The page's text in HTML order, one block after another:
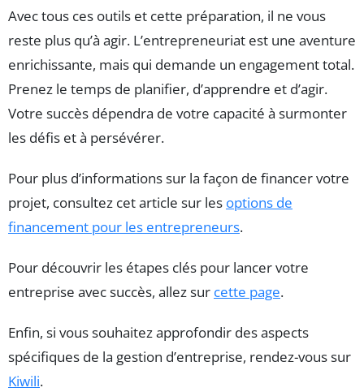
Avec tous ces outils et cette préparation, il ne vous
reste plus qu’à agir. L’entrepreneuriat est une aventure
enrichissante, mais qui demande un engagement total.
Prenez le temps de planifier, d’apprendre et d’agir.
Votre succès dépendra de votre capacité à surmonter
les défis et à persévérer.
Pour plus d’informations sur la façon de financer votre
projet, consultez cet article sur les options de
financement pour les entrepreneurs.
Pour découvrir les étapes clés pour lancer votre
entreprise avec succès, allez sur cette page.
Enfin, si vous souhaitez approfondir des aspects
spécifiques de la gestion d’entreprise, rendez-vous sur
Kiwili.